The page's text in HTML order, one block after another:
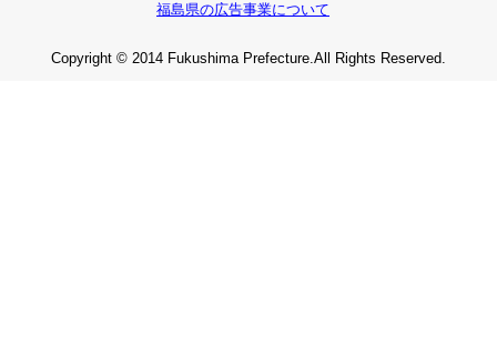
福島県の広告事業について
Copyright © 2014 Fukushima Prefecture.All Rights Reserved.